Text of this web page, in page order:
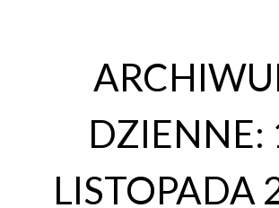
DZIENNE:
LISTOPADA